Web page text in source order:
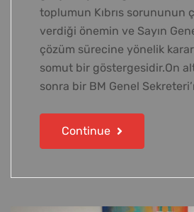
toplumun Kıbrıs sorununun
verdiği önemin ve Sayın
çözüm sürecine yönelik
somut bir göstergesidir.On
sonra bir BM Genel
Continue